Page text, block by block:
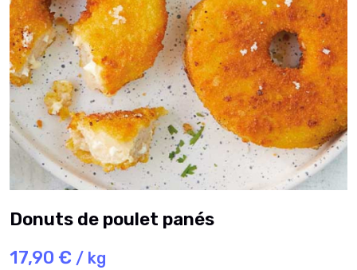
Donuts de poulet panés
17,90 € / kg